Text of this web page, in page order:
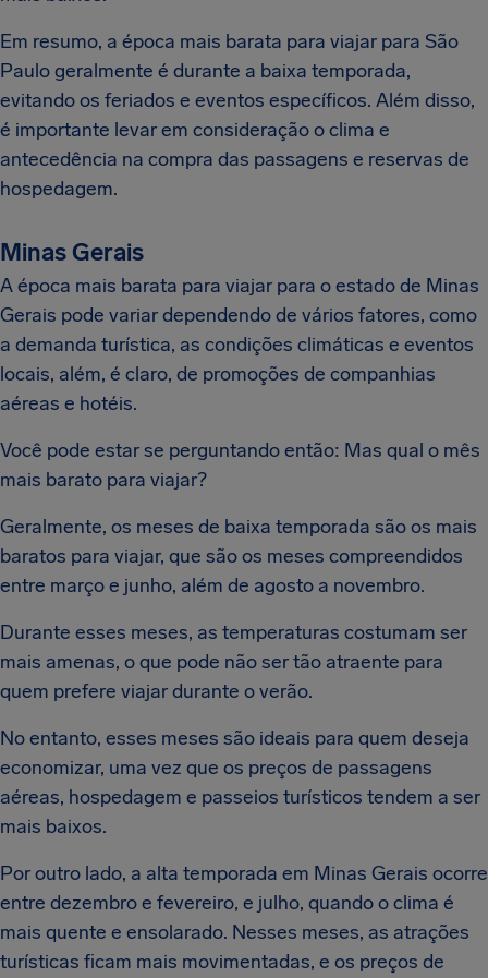
Em resumo, a época mais barata para viajar para São
Paulo geralmente é durante a baixa temporada,
evitando os feriados e eventos específicos. Além disso,
é importante levar em consideração o clima e
antecedência na compra das passagens e reservas de
hospedagem.
Minas Gerais
A época mais barata para viajar para o estado de Minas
Gerais pode variar dependendo de vários fatores, como
a demanda turística, as condições climáticas e eventos
locais, além, é claro, de promoções de companhias
aéreas e hotéis.
Você pode estar se perguntando então: Mas qual o mês
mais barato para viajar?
Geralmente, os meses de baixa temporada são os mais
baratos para viajar, que são os meses compreendidos
entre março e junho, além de agosto a novembro.
Durante esses meses, as temperaturas costumam ser
mais amenas, o que pode não ser tão atraente para
quem prefere viajar durante o verão.
No entanto, esses meses são ideais para quem deseja
economizar, uma vez que os preços de passagens
aéreas, hospedagem e passeios turísticos tendem a ser
mais baixos.
Por outro lado, a alta temporada em Minas Gerais ocorre
entre dezembro e fevereiro, e julho, quando o clima é
mais quente e ensolarado. Nesses meses, as atrações
turísticas ficam mais movimentadas, e os preços de